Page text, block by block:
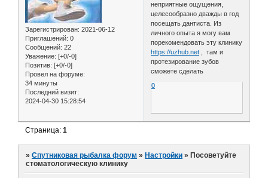
Зарегистрирован: 2021-06-12
Приглашений: 0
Сообщений: 22
Уважение: [+0/-0]
Позитив: [+0/-0]
Провел на форуме:
34 минуты
Последний визит:
2024-04-30 15:28:54
неприятные ощущения,
целесообразно дважды в год
посещать дантиста. Из
личного опыта я могу вам
порекомендовать эту клинику
https://uzhub.net , там и
протезирование зубов
сможете сделать
0
Страница:1
»Спутниковая рыбалка форум »Настройки »Посоветуйте
стоматологическую клинику